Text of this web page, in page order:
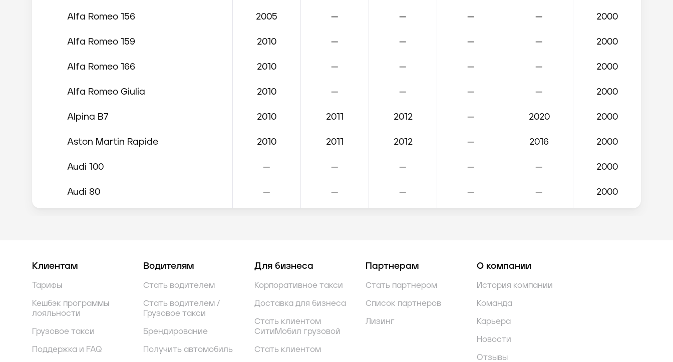
Alfa Romeo 156 2005 — — — — 2000
Alfa Romeo 159 2010 — — — — 2000
Alfa Romeo 166 2010 — — — — 2000
Alfa Romeo Giulia 2010 — — — — 2000
Alpina B7 2010 2011 2012 — 2020 2000
Aston Martin Rapide 2010 2011 2012 — 2016 2000
Audi 100 — — — — — 2000
Audi 80 — — — — — 2000
Audi 2005 2018
2010 —
Audi 2005 2015
Клиентам
Тарифы
Кешбэк программы
лояльности
Грузовое такси
Поддержка и FAQ
Водителям
Стать водителем
Стать водителем /
Грузовое такси
Брендирование
Получить автомобиль
Для бизнеса
Корпоративное такси
Доставка для бизнеса
Стать клиентом
СитиМобил грузовой
Стать клиентом
Партнерам
Стать партнером
Список партнеров
Лизинг
О компании
История компании
Команда
Карьера
Новости
Отзывы